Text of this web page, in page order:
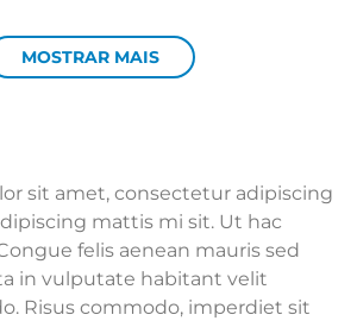
MOSTRAR MAIS
sit amet, consectetur adipiscing
mattis mi sit. Ut hac
felis aenean mauris sed
in vulputate habitant velit
Risus commodo, imperdiet sit